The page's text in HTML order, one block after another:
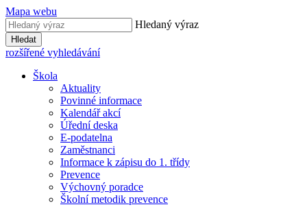
Mapa webu
Hledaný výraz
Hledat
rozšířené vyhledávání
Škola
Aktuality
Povinné informace
Kalendář akcí
Úřední deska
E-podatelna
Zaměstnanci
Informace k zápisu do 1. třídy
Prevence
Výchovný poradce
Školní metodik prevence